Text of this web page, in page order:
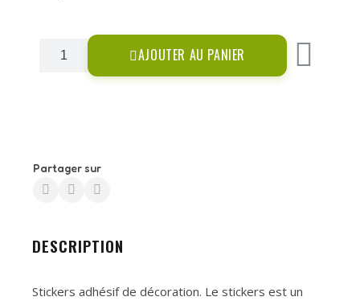
AJOUTER AU PANIER
Partager sur
DESCRIPTION
Stickers adhésif de décoration. Le stickers est un